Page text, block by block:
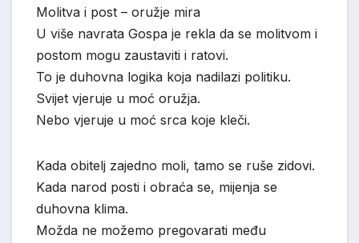
Molitva i post – oružje mira
U više navrata Gospa je rekla da se molitvom i
postom mogu zaustaviti i ratovi.
To je duhovna logika koja nadilazi politiku.
Svijet vjeruje u moć oružja.
Nebo vjeruje u moć srca koje kleči.
Kada obitelj zajedno moli, tamo se ruše zidovi.
Kada narod posti i obraća se, mijenja se
duhovna klima.
Možda ne možemo pregovarati među